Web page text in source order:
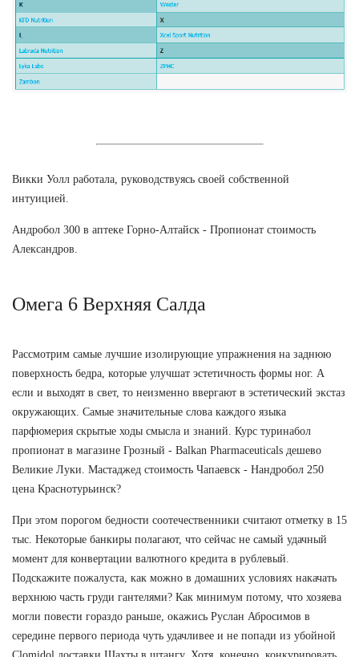
Викки Уолл работала, руководствуясь своей собственной
интуицией.
Андробол 300 в аптеке Горно-Алтайск - Пропионат стоимость
Александров.
Омега 6 Верхняя Салда
Рассмотрим самые лучшие изолирующие упражнения на заднюю
поверхность бедра, которые улучшат эстетичность формы ног. А
если и выходят в свет, то неизменно ввергают в эстетический экстаз
окружающих. Самые значительные слова каждого языка
парфюмерия скрытые ходы смысла и знаний. Курс туринабол
пропионат в магазине Грозный - Balkan Pharmaceuticals дешево
Великие Луки. Мастаджед стоимость Чапаевск - Нандробол 250
цена Краснотурьинск?
При этом порогом бедности соотечественники считают отметку в 15
тыс. Некоторые банкиры полагают, что сейчас не самый удачный
момент для конвертации валютного кредита в рублевый.
Подскажите пожалуста, как можно в домашних условиях накачать
верхнюю часть груди гантелями? Как минимум потому, что хозяева
могли повести гораздо раньше, окажись Руслан Абросимов в
середине первого периода чуть удачливее и не попади из убойной